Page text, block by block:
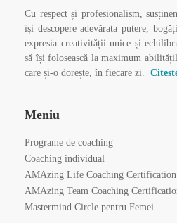
Cu respect și profesionalism,
își descopere adevărata putere,
expresia creativității unice și
să își folosească la maximum
care și-o dorește, în fiecare zi.
Meniu
Programe de coaching
Coaching individual
AMAzing Life Coaching Certification
AMAzing Team Coaching
Mastermind Circle pentru Femei